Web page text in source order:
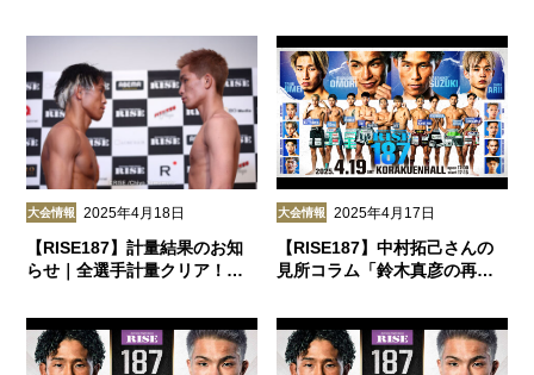
大会情報 2025年4月18日
【RISE187】計量結果のお知
らせ｜全選手計量クリア！…
大会情報 2025年4月17日
【RISE187】中村拓己さんの
見所コラム「鈴木真彦の再…